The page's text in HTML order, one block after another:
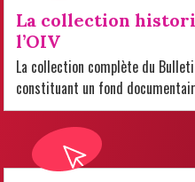
La collection
l’OIV
La collection complète du
constituant un fond